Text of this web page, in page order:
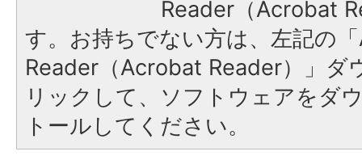
Reader（Acrobat
す。お持ちでない方は、左記の
Reader（Acrobat Reader）」ダ
リックして、ソフトウェアをダ
トールしてください。